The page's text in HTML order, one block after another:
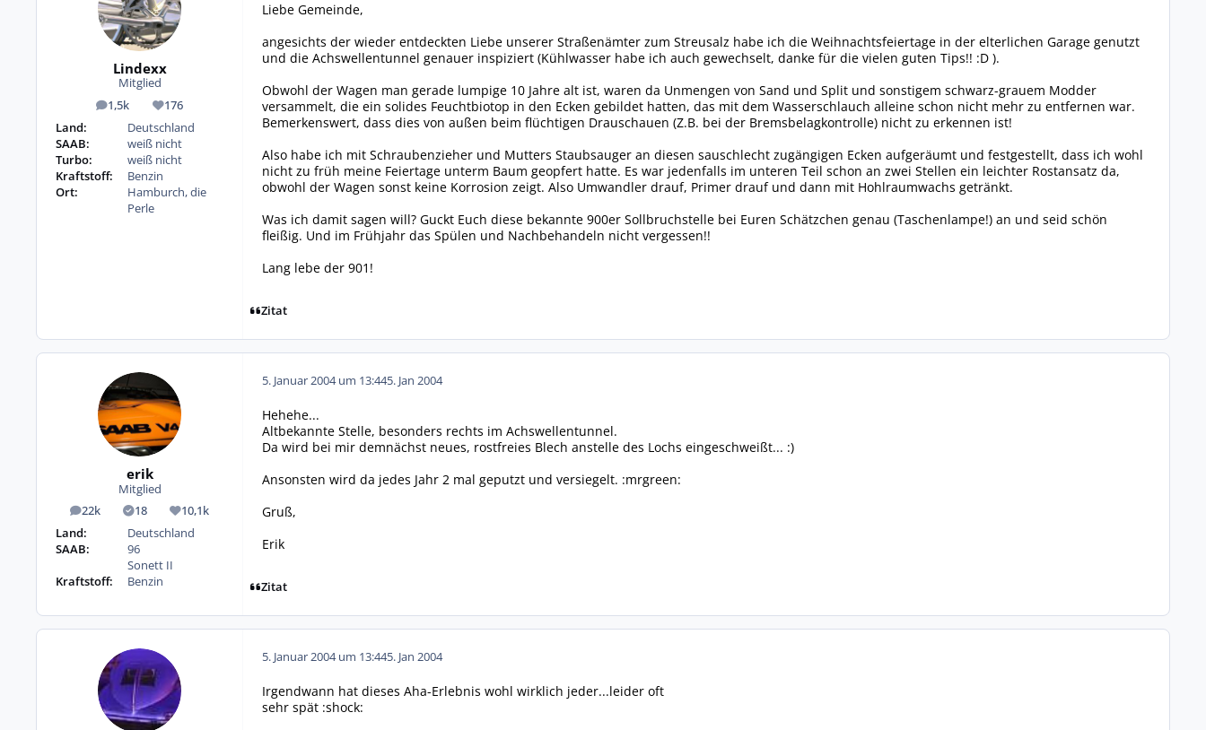
Lindexx
Mitglied
1,5k
Beiträge 176
Reputation
Land:
Deutschland
SAAB:
weiß nicht
Turbo:
weiß nicht
Kraftstoff:
Benzin
Ort:
Hamburch, die
Perle
Liebe Gemeinde,
angesichts der wieder entdeckten Liebe unserer Straßenämter zum Streusalz habe ich die Weihnachtsfeiertage in der elterlichen Garage genutzt
und die Achswellentunnel genauer inspiziert (Kühlwasser habe ich auch gewechselt, danke für die vielen guten Tips!! :D ).
Obwohl der Wagen man gerade lumpige 10 Jahre alt ist, waren da Unmengen von Sand und Split und sonstigem schwarz-grauem Modder
versammelt, die ein solides Feuchtbiotop in den Ecken gebildet hatten, das mit dem Wasserschlauch alleine schon nicht mehr zu entfernen war.
Bemerkenswert, dass dies von außen beim flüchtigen Drauschauen (Z.B. bei der Bremsbelagkontrolle) nicht zu erkennen ist!
Also habe ich mit Schraubenzieher und Mutters Staubsauger an diesen sauschlecht zugängigen Ecken aufgeräumt und festgestellt, dass ich wohl
nicht zu früh meine Feiertage unterm Baum geopfert hatte. Es war jedenfalls im unteren Teil schon an zwei Stellen ein leichter Rostansatz da,
obwohl der Wagen sonst keine Korrosion zeigt. Also Umwandler drauf, Primer drauf und dann mit Hohlraumwachs getränkt.
Was ich damit sagen will? Guckt Euch diese bekannte 900er Sollbruchstelle bei Euren Schätzchen genau (Taschenlampe!) an und seid schön
fleißig. Und im Frühjahr das Spülen und Nachbehandeln nicht vergessen!!
Lang lebe der 901!
Zitat
erik
Mitglied
22k
Beiträge 18
Lösungen10,1k
Reputation
Land:
Deutschland
SAAB:
96
Sonett II
Kraftstoff:
Benzin
5. Januar 2004 um 13:445. Jan 2004
Hehehe...
Altbekannte Stelle, besonders rechts im Achswellentunnel.
Da wird bei mir demnächst neues, rostfreies Blech anstelle des Lochs eingeschweißt... :)
Ansonsten wird da jedes Jahr 2 mal geputzt und versiegelt. :mrgreen:
Gruß,
Erik
Zitat
5. Januar 2004 um 13:445. Jan 2004
Irgendwann hat dieses Aha-Erlebnis wohl wirklich jeder...leider oft
sehr spät :shock: